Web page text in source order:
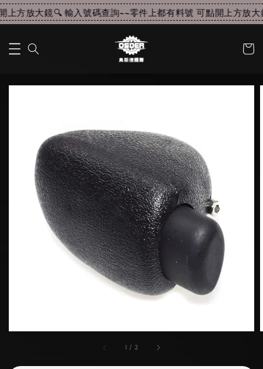
方放大鏡🔍 輸入號碼查詢~~零件上都有料號 可點開上方放大
1 / 2